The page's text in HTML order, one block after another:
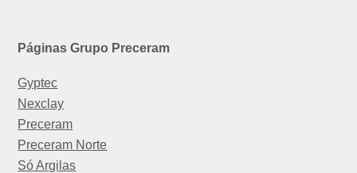
Páginas Grupo Preceram
Gyptec
Nexclay
Preceram
Preceram Norte
Só Argilas